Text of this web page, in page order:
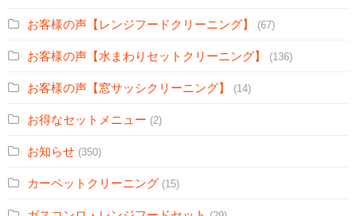
お客様の声【レンジフードクリーニング】 (67)
お客様の声【水まわりセットクリーニング】 (136)
お客様の声【窓サッシクリーニング】 (14)
お得なセットメニュー (2)
お知らせ (350)
カーペットクリーニング (15)